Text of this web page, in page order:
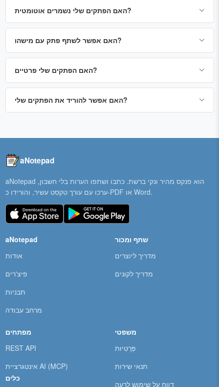
האם הפתקים שלי נשמרים אוטומטית?
האם אפשר לשתף פתק עם מישהו?
האם הפתקים שלי פרטיים?
האם אפשר להוריד את הפתקים שלי?
aNotepad
aNotepad הוא פנקס מהיר ונקי ברשת. כתבו ושתפו הערות בלי חשבון,
ערכו עם עורך טקסט עשיר, והורידו כ-PDF או Word.
aNotepad
אודות
פיצ'רים
תבניות
מרחב עבודה
שתף ומכור
מדריך ליוצרים
מדריך לקונים
מפתחים
REST API
אינטגרציית AI (MCP)
כלים
משפטי
פְּרָטִיוּת
תנאי שירות
דווח על שימוש לרעה